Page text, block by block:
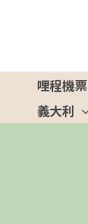
要
哩程機票
義大利